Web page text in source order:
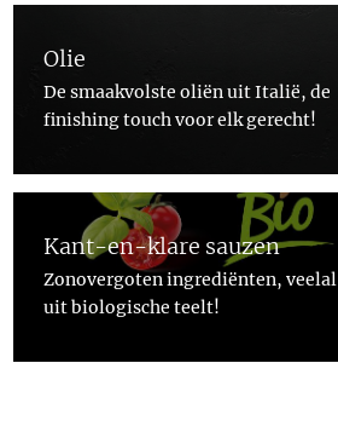
Olie
De smaakvolste oliën uit Italië, de
finishing touch voor elk gerecht!
Kant-en-klare sauzen
Zonovergoten ingrediënten, veelal
uit biologische teelt!